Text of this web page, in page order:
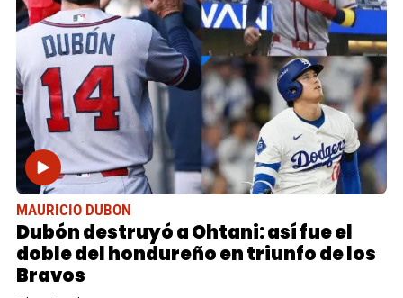
MAURICIO DUBON
Dubón destruyó a Ohtani: así fue el
doble del hondureño en triunfo de los
Bravos